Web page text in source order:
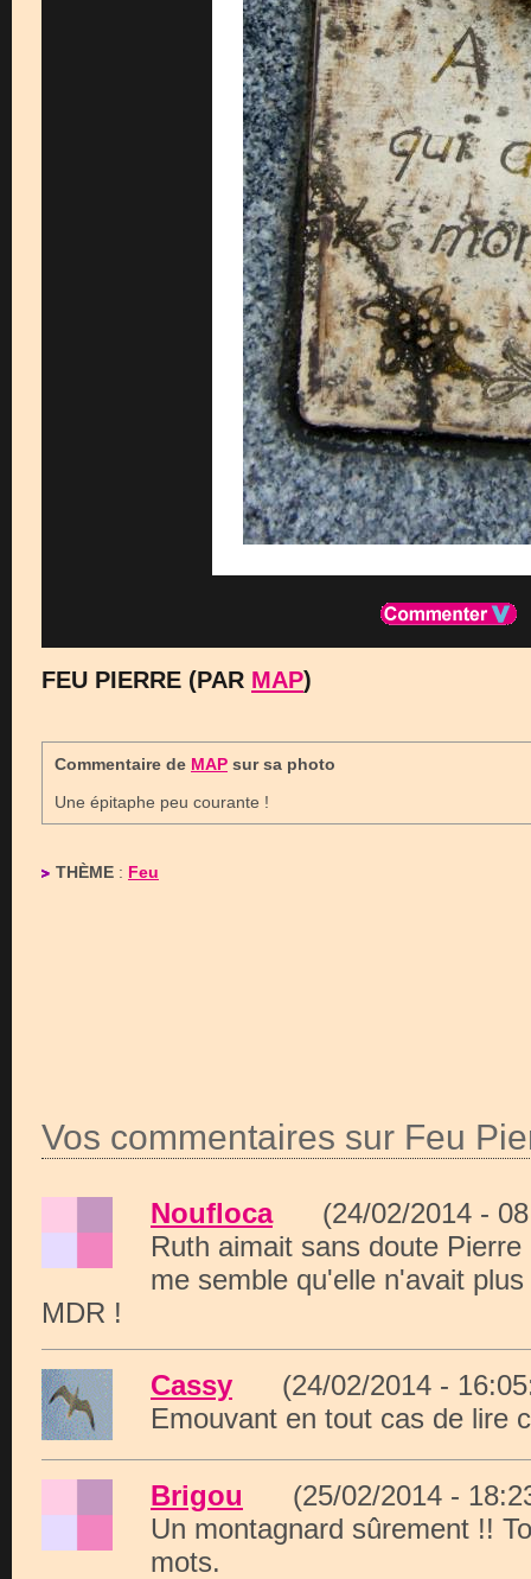
FEU PIERRE (PAR MAP)
Commentaire de MAP sur sa photo
Une épitaphe peu courante !
THÈME : Feu
Vos commentaires sur Feu
Noufloca(24/02/2014 -
Ruth aimait sans doute
me semble qu'elle n'avait
MDR !
Cassy (24/02/2014 -
Emouvant en tout cas de lire
Brigou (25/02/2014 -
Un montagnard sûrement !!
mots.